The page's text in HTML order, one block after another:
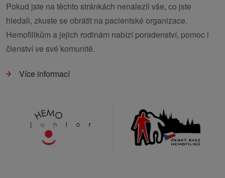
Pokud jste na těchto stránkách nenalezli vše, co jste
hledali, zkuste se obrátit na pacientské organizace.
Hemofilikům a jejich rodinám nabízí poradenství, pomoc i
členství ve své komunitě.
Více informací